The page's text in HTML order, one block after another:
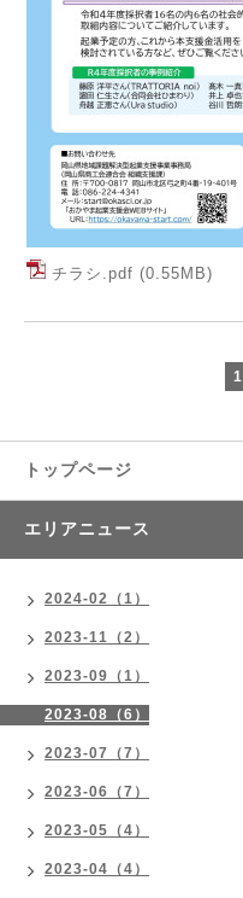
チラシ.pdf (0.55MB)
1
トップページ
エリアニュース
2024-02（1）
2023-11（2）
2023-09（1）
2023-08（6）
2023-07（7）
2023-06（7）
2023-05（4）
2023-04（4）